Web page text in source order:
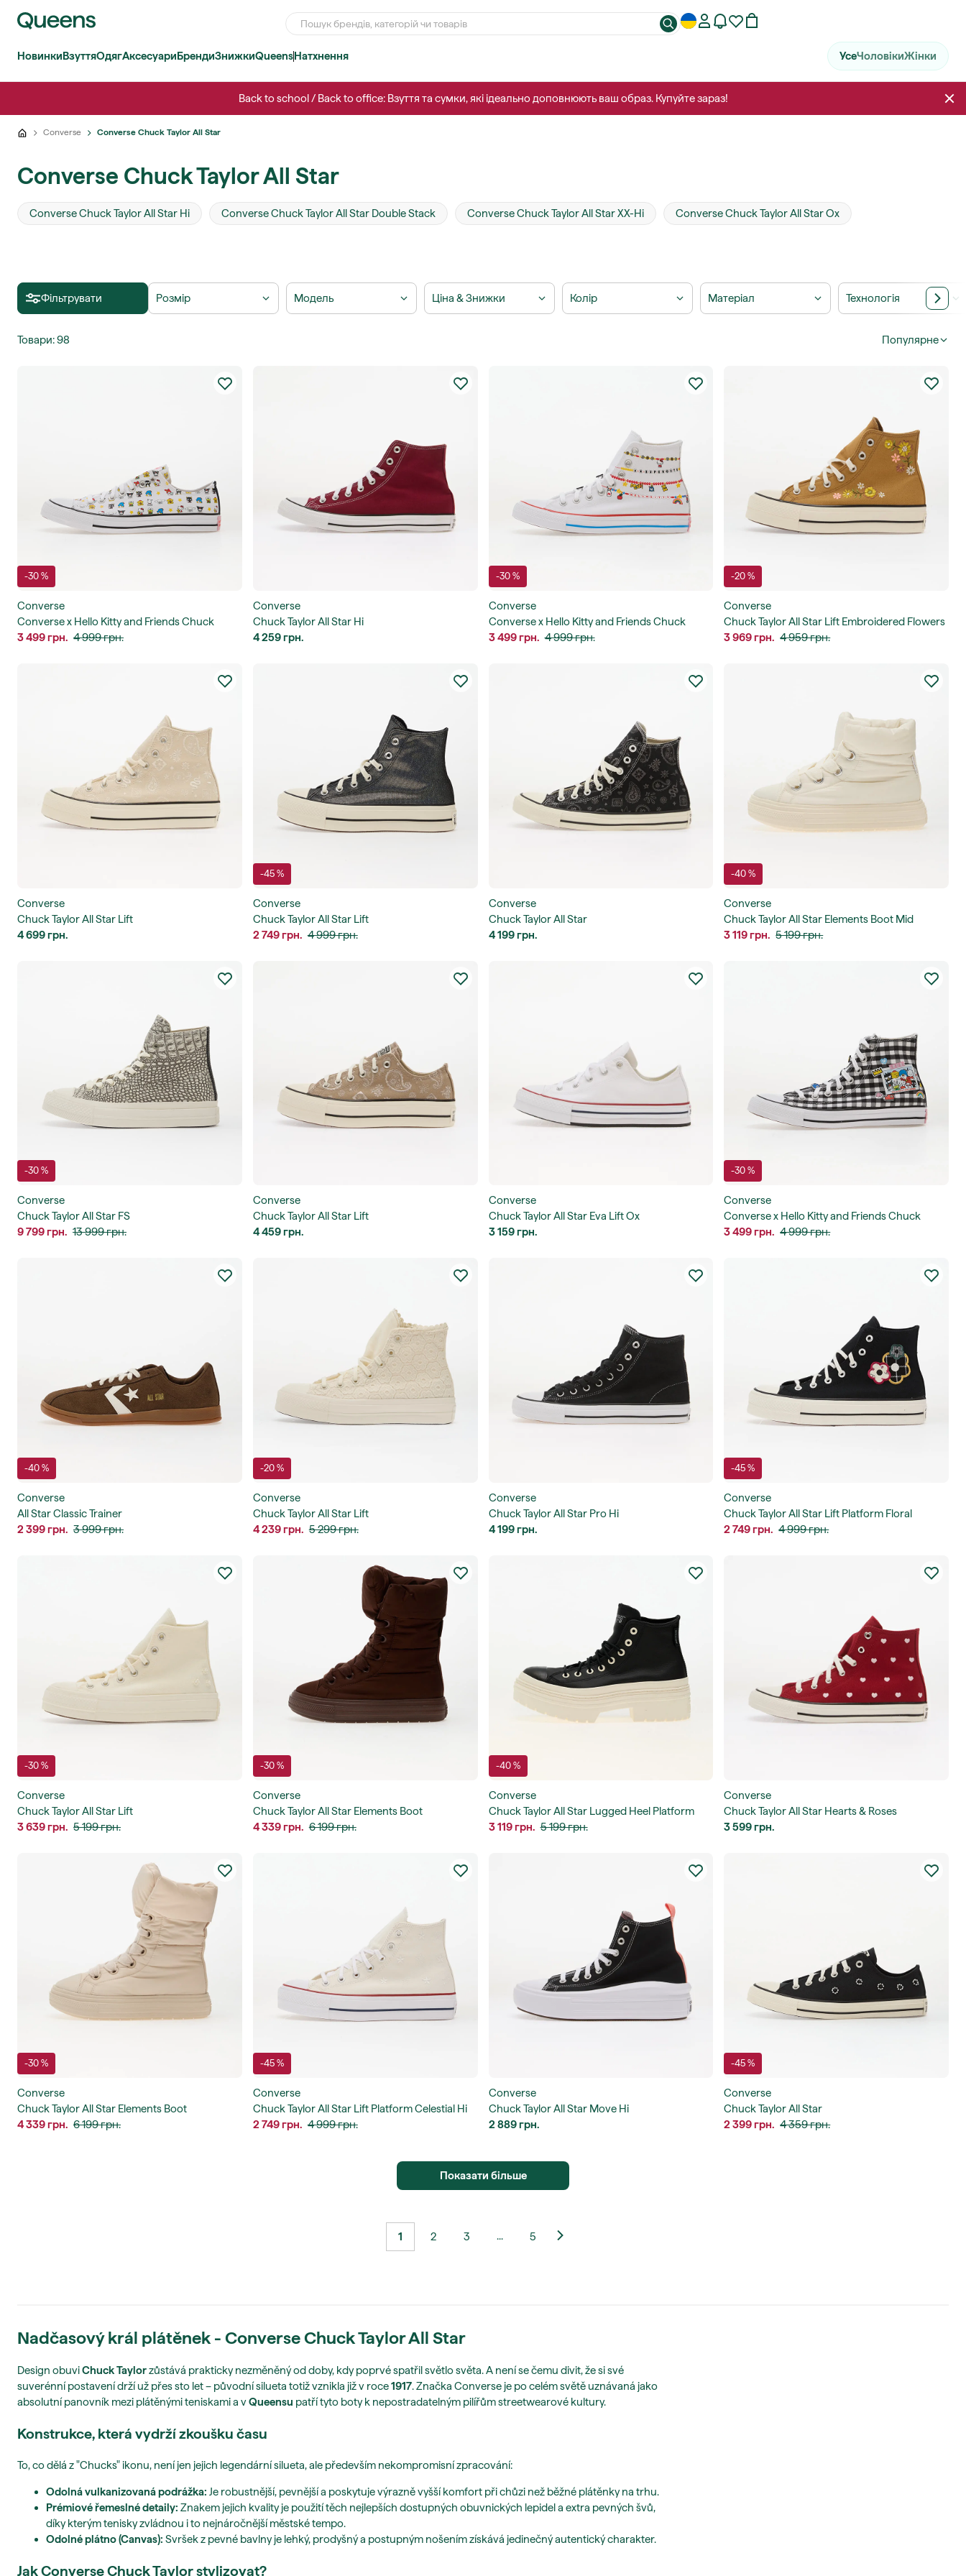
НовинкиВзуттяОдягАксесуариБрендиЗнижкиQueensНатхнення УсеЧоловікиЖінки
Back to school / Back to office: Взуття та сумки, які ідеально доповнюють ваш образ. Купуйте зараз!
Converse Converse Chuck Taylor All Star
Converse Chuck Taylor All Star
Converse Chuck Taylor All Star Hi Converse Chuck Taylor All Star Double Stack Converse Chuck Taylor All Star XX-Hi Converse Chuck Taylor All Star Ox
Фільтрувати Розмір Модель Ціна & Знижки Колір Матеріал Технологія
Товари:98 Популярне
-30 %
Converse
Converse x Hello Kitty and Friends Chuck
Taylor All Star Ox
3 499 грн. 4 999 грн.
Converse
Chuck Taylor All Star Hi
4 259 грн.
-30 %
Converse
Converse x Hello Kitty and Friends Chuck
Taylor All Star Hi
3 499 грн. 4 999 грн.
-20 %
Converse
Chuck Taylor All Star Lift Embroidered Flowers
- Converse
3 969 грн. 4 959 грн.
Converse
Chuck Taylor All Star Lift
4 699 грн.
-45 %
Converse
Chuck Taylor All Star Lift
2 749 грн. 4 999 грн.
Converse
Chuck Taylor All Star
4 199 грн.
-40 %
Converse
Chuck Taylor All Star Elements Boot Mid
3 119 грн. 5 199 грн.
-30 %
Converse
Chuck Taylor All Star FS
9 799 грн. 13 999 грн.
Converse
Chuck Taylor All Star Lift
4 459 грн.
Converse
Chuck Taylor All Star Eva Lift Ox
3 159 грн.
-30 %
Converse
Converse x Hello Kitty and Friends Chuck
Taylor All Star Hi
3 499 грн. 4 999 грн.
-40 %
Converse
All Star Classic Trainer
2 399 грн. 3 999 грн.
-20 %
Converse
Chuck Taylor All Star Lift
4 239 грн. 5 299 грн.
Converse
Chuck Taylor All Star Pro Hi
4 199 грн.
-45 %
Converse
Chuck Taylor All Star Lift Platform Floral
Patchwork Hi
2 749 грн. 4 999 грн.
-30 %
Converse
Chuck Taylor All Star Lift
3 639 грн. 5 199 грн.
-30 %
Converse
Chuck Taylor All Star Elements Boot
4 339 грн. 6 199 грн.
-40 %
Converse
Chuck Taylor All Star Lugged Heel Platform
Waterproof
3 119 грн. 5 199 грн.
Converse
Chuck Taylor All Star Hearts & Roses
3 599 грн.
-30 %
Converse
Chuck Taylor All Star Elements Boot
4 339 грн. 6 199 грн.
-45 %
Converse
Chuck Taylor All Star Lift Platform Celestial Hi
2 749 грн. 4 999 грн.
Converse
Chuck Taylor All Star Move Hi
2 889 грн.
-45 %
Converse
Chuck Taylor All Star
2 399 грн. 4 359 грн.
Показати більше
1 2 3 ... 5
Nadčasový král plátěnek - Converse Chuck Taylor All Star
Design obuviChuck Taylorzůstává prakticky nezměněný od doby, kdy poprvé spatřil světlo světa. A není se čemu divit, že si své
suverénní postavení drží už přes sto let – původní silueta totiž vznikla již v roce1917. Značka Converse je po celém světě uznávaná jako
absolutní panovník mezi plátěnými teniskami a vQueensu patří tyto boty k nepostradatelným pilířům streetwearové kultury.
Konstrukce, která vydrží zkoušku času
To, co dělá z "Chucks" ikonu, není jen jejich legendární silueta, ale především nekompromisní zpracování:
Odolná vulkanizovaná podrážka: Je robustnější, pevnější a poskytuje výrazně vyšší komfort při chůzi než běžné plátěnky na trhu.
Prémiové řemeslné detaily: Znakem jejich kvality je použití těch nejlepších dostupných obuvnických lepidel a extra pevných švů,
díky kterým tenisky zvládnou i to nejnáročnější městské tempo.
Odolné plátno (Canvas): Svršek z pevné bavlny je lehký, prodyšný a postupným nošením získává jedinečný autentický charakter.
Jak Converse Chuck Taylor stylizovat?